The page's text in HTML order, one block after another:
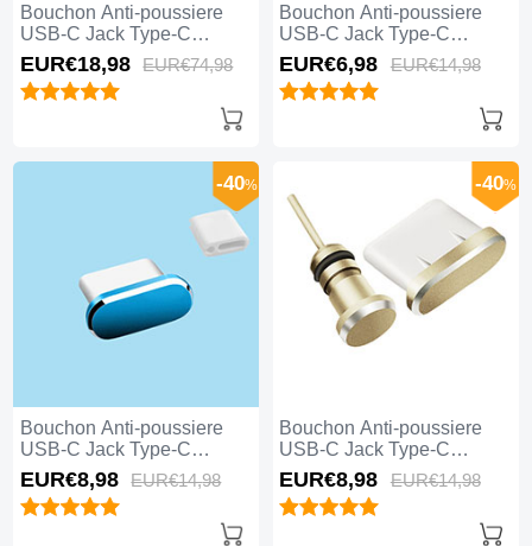
Bouchon Anti-poussiere
USB-C Jack Type-C
Universel 5PCS pour
Apple iPhone 15 Plus
Blanc
EUR€18,98 EUR€74,98
Bouchon Anti-poussiere
USB-C Jack Type-C
Universel H11 pour Apple
iPhone 15 Plus Noir
EUR€6,98 EUR€14,98
Bouchon Anti-poussiere
USB-C Jack Type-C
Universel H10 pour Apple
iPhone 15 Plus Bleu
-40%
EUR€8,98 EUR€14,98
Bouchon Anti-poussiere
USB-C Jack Type-C
Universel H09 pour Apple
iPhone 15 Plus Or
-40%
EUR€8,98 EUR€14,98